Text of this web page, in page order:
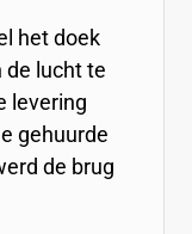
het doek
de lucht te
levering
gehuurde
de brug